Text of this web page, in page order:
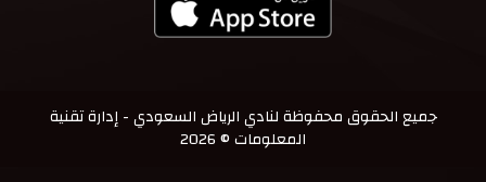
جميع الحقوق محفوظة لنادي الرياض السعودي - إدارة تقنية
المعلومات © 2026